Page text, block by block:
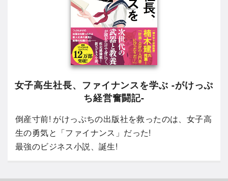
女子高生社長、ファイナンスを学ぶ -がけっぷ
ち経営奮闘記-
倒産寸前! がけっぷちの出版社を救ったのは、女子高
生の勇気と「ファイナンス」だった!
最強のビジネス小説、誕生!